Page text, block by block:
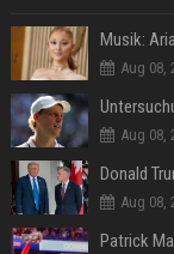
Aug 08,
Aug 08,
Aug 08,